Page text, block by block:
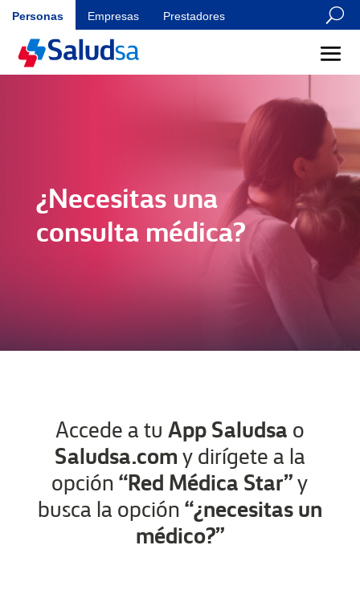
Personas Empresas Prestadores U
¿Necesitas una
consulta médica?
Accede a tu App Saludsa o
Saludsa.comy dirígete a la
opción“Red Médica Star”y
busca la opción“¿necesitas un
médico?”